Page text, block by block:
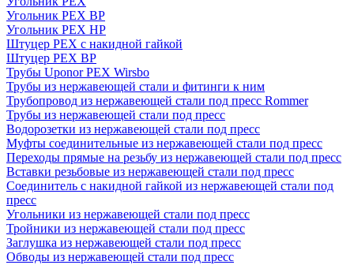
Угольник PEX ВР
Угольник PEX НР
Штуцер PEX c накидной гайкой
Штуцер PEX ВР
Трубы Uponor PEX Wirsbo
Трубы из нержавеющей стали и фитинги к ним
Трубопровод из нержавеющей стали под пресс Rommer
Трубы из нержавеющей стали под пресс
Водорозетки из нержавеющей стали под пресс
Муфты соединительные из нержавеющей стали под пресс
Переходы прямые на резьбу из нержавеющей стали под пресс
Вставки резьбовые из нержавеющей стали под пресс
Соединитель с накидной гайкой из нержавеющей стали под
пресс
Угольники из нержавеющей стали под пресс
Тройники из нержавеющей стали под пресс
Заглушка из нержавеющей стали под пресс
Обводы из нержавеющей стали под пресс